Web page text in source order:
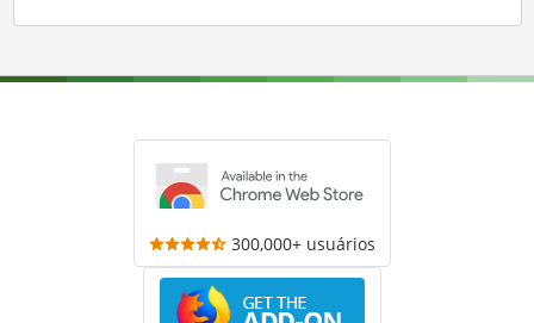
300,000+ usuários